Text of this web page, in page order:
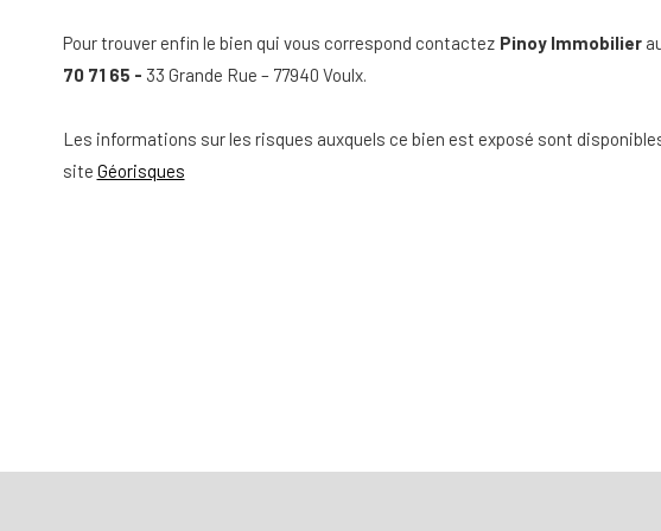
Pour trouver enfin le bien qui vous correspond contactez Pinoy Immobilier
70 71 65 - 33 Grande Rue – 77940 Voulx.
Les informations sur les risques auxquels ce bien est exposé sont
site Géorisques